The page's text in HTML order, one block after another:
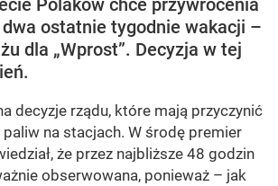
Polaków chce przywrócenia
ostatnie tygodnie wakacji –
dla „Wprost”. Decyzja w tej
decyzje rządu, które mają przyczynić
na stacjach. W środę premier
że przez najbliższe 48 godzin
obserwowana, ponieważ – jak